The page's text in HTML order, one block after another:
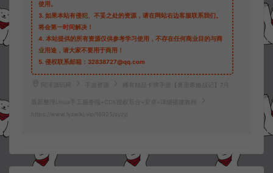
使用。
3. 如果本站有侵犯、不妥之处的资源，请在网站右边客服联系我们。
将会第一时间解决！
4. 本站提供的所有资源仅供参考学习使用，不存在任何商业目的与商
业用途，请大家不要用于商用！
5. 侵权联系邮箱：32838727@qq.com
阿泽源码网 手游资源 稀有精品卡牌手游【奥里希娅战记】7月
最新整理Linux手工服务端+CDK授权后台+安卓+详细搭建教程
https://www.lyzwlkj.vip/16925/syzy/